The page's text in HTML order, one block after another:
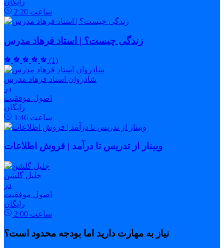
رایگان
2:20 ساعت
زندگی چیست؟ | استاد فرهاد مدرس
(1)
شادروان استاد فرهاد مدرس
در
اصول موفقیت
رایگان
1:46 ساعت
وبینار از تدریس تا درآمد | فروش اطلاعات
جلیل گلشن
در
اصول موفقیت
رایگان
2:00 ساعت
نیاز به مهارت دارید اما بودجه محدود است؟